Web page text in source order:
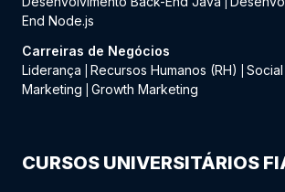
End Node.js
Carreiras de Negócios
Liderança
Recursos Humanos (RH)
Marketing
Growth Marketing
CURSOS UNIVERSITÁRIOS